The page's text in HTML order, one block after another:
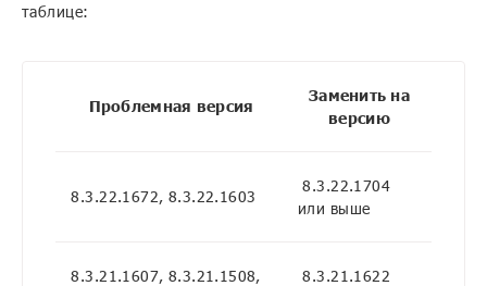
таблице:
Проблемная версия
Заменить на
версию
8.3.22.1672, 8.3.22.1603
8.3.22.1704
или выше
8.3.21.1607, 8.3.21.1508,
8.3.21.1622